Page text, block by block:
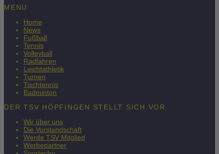
MENU
Home
News
Fußball
Tennis
Volleyball
Radfahren
Leichtathletik
Turnen
Tischtennis
Badminton
DER TSV HÖPFINGEN STELLT SICH VOR
Wir über uns
Die Vorstandschaft
Werde TSV Mitglied
Werbepartner